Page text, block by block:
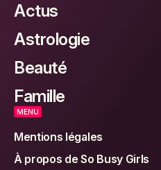
Actus
Astrologie
Beauté
Famille
MENU
Mentions légales
À propos de So Busy Girls